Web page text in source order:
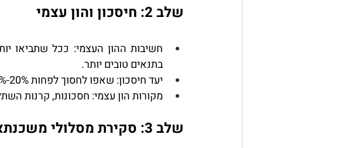
שלב 2: חיסכון והון עצמי
חשיבות ההון העצמי
בתנאים טובים יותר.
יעד חיסכון: שאפו לחסוך לפחות 20%-30% ממחיר הדירה כהון עצמי.
מקורות הון עצמי: חסכונות, קרנות
שלב 3: סקירת מסלולי משכנתא